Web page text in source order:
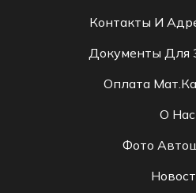
Контакты И
Документы Для
Оплата
О Нас
Фото